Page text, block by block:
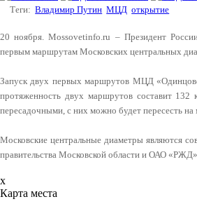
Теги: Владимир Путин МЦД открытие
20 ноября. Mossovetinfo.ru – Президент
первым маршрутам Московских центральных
Запуск двух первых маршрутов МЦД
протяженность двух маршрутов составит
пересадочными, с них можно будет пересесть
Московские центральные диаметры являются
правительства Московской области и ОАО
x
Карта места